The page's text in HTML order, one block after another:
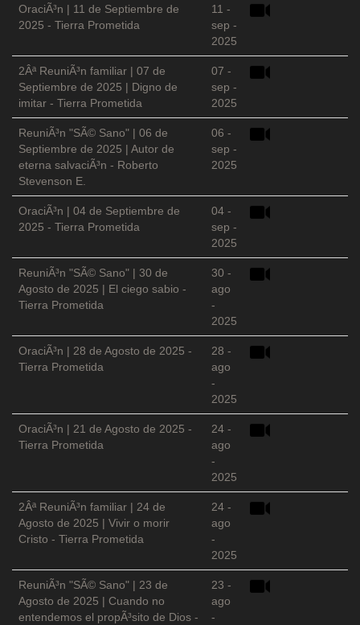
OraciÃ³n | 11 de Septiembre de
2025 - Tierra Prometida
11 -
sep -
2025
2Âª ReuniÃ³n familiar | 07 de
Septiembre de 2025 | Digno de
imitar - Tierra Prometida
07 -
sep -
2025
ReuniÃ³n "SÃ© Sano" | 06 de
Septiembre de 2025 | Autor de
eterna salvaciÃ³n - Roberto
Stevenson E.
06 -
sep -
2025
OraciÃ³n | 04 de Septiembre de
2025 - Tierra Prometida
04 -
sep -
2025
ReuniÃ³n "SÃ© Sano" | 30 de
Agosto de 2025 | El ciego sabio -
Tierra Prometida
30 -
ago
-
2025
OraciÃ³n | 28 de Agosto de 2025 -
Tierra Prometida
28 -
ago
-
2025
OraciÃ³n | 21 de Agosto de 2025 -
Tierra Prometida
24 -
ago
-
2025
2Âª ReuniÃ³n familiar | 24 de
Agosto de 2025 | Vivir o morir
Cristo - Tierra Prometida
24 -
ago
-
2025
ReuniÃ³n "SÃ© Sano" | 23 de
Agosto de 2025 | Cuando no
entendemos el propÃ³sito de Dios -
23 -
ago
-